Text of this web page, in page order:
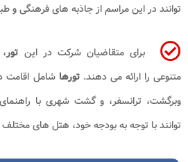
توانند در این مراسم از جاذبه های فرهنگی و
برای متقاضیان شرکت در این تور
متنوعی را ارائه می دهند.تورهاشامل اقامت
وبرگشت، ترانسفر، و گشت شهری با
توانند با توجه به بودجه خود، هتل های مختلف